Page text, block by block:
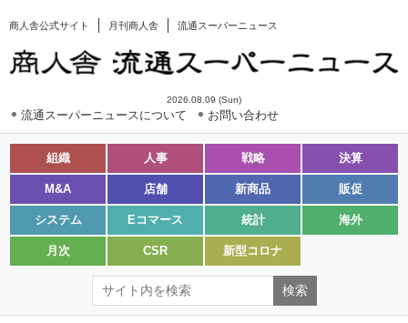
商人舎公式サイト 月刊商人舎 流通スーパーニュース
2026.08.09 (Sun)
流通スーパーニュースについて お問い合わせ
組織 人事 戦略 決算
M&A 店舗 新商品 販促
システム Eコマース 統計 海外
月次 CSR 新型コロナ